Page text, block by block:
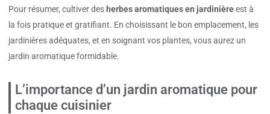
Pour résumer, cultiver des herbes aromatiques en jardinièreest à
la fois pratique et gratifiant. En choisissant le bon emplacement, les
jardinières adéquates, et en soignant vos plantes, vous aurez un
jardin aromatique formidable.
L’importance d’un jardin aromatique pour
chaque cuisinier